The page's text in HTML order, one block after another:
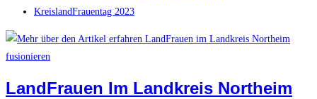
KreislandFrauentag 2023
LandFrauen Im Landkreis Northeim